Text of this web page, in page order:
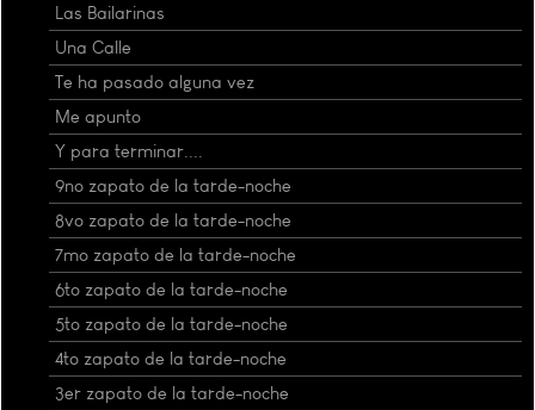
Las Bailarinas
Una Calle
Te ha pasado alguna vez
Me apunto
Y para terminar....
9no zapato de la tarde-noche
8vo zapato de la tarde-noche
7mo zapato de la tarde-noche
6to zapato de la tarde-noche
5to zapato de la tarde-noche
4to zapato de la tarde-noche
3er zapato de la tarde-noche